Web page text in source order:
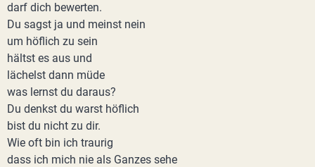
darf dich bewerten.
Du sagst ja und meinst nein
um höflich zu sein
hältst es aus und
lächelst dann müde
was lernst du daraus?
Du denkst du warst höflich
bist du nicht zu dir.
Wie oft bin ich traurig
dass ich mich nie als Ganzes sehe